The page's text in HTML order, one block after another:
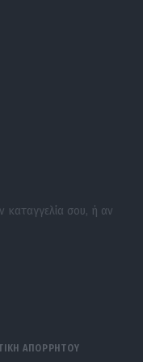
καταγγελία σου, ή αν
ΑΠΟΡΡΗΤΟΥ